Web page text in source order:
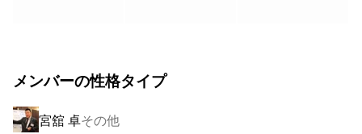
どうしたらよいか分からない」という声にも、外注企業を介
さず自社で対応ができることが強みです。
お客様から直接発注いただく元請けのご依頼が多く、これま
メンバーの性格タイプ
宮舘 卓その他